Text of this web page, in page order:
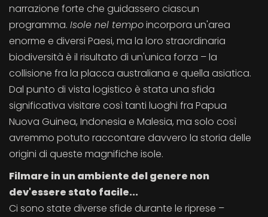
narrazione forte che guidassero ciascun
programma. Isole nel tempoincorpora un'area
enorme e diversi Paesi, ma la loro straordinaria
biodiversità è il risultato di un'unica forza – la
collisione fra la placca australiana e quella asiatica.
Dal punto di vista logistico è stata una sfida
significativa visitare così tanti luoghi fra Papua
Nuova Guinea, Indonesia e Malesia, ma solo così
avremmo potuto raccontare davvero la storia delle
origini di queste magnifiche isole.
Filmare in un ambiente del genere non
dev'essere stato facile...
Ci sono state diverse sfide durante le riprese –